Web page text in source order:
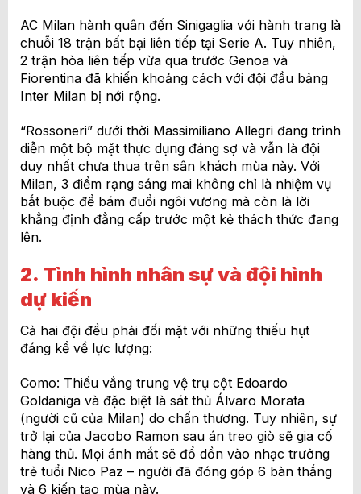
AC Milan hành quân đến Sinigaglia với hành trang là
chuỗi 18 trận bất bại liên tiếp tại Serie A. Tuy nhiên,
2 trận hòa liên tiếp vừa qua trước Genoa và
Fiorentina đã khiến khoảng cách với đội đầu bảng
Inter Milan bị nới rộng.
“Rossoneri” dưới thời Massimiliano Allegri đang trình
diễn một bộ mặt thực dụng đáng sợ và vẫn là đội
duy nhất chưa thua trên sân khách mùa này. Với
Milan, 3 điểm rạng sáng mai không chỉ là nhiệm vụ
bắt buộc để bám đuổi ngôi vương mà còn là lời
khẳng định đẳng cấp trước một kẻ thách thức đang
lên.
2. Tình hình nhân sự và đội hình
dự kiến
Cả hai đội đều phải đối mặt với những thiếu hụt
đáng kể về lực lượng:
Como: Thiếu vắng trung vệ trụ cột Edoardo
Goldaniga và đặc biệt là sát thủ Álvaro Morata
(người cũ của Milan) do chấn thương. Tuy nhiên, sự
trở lại của Jacobo Ramon sau án treo giò sẽ gia cố
hàng thủ. Mọi ánh mắt sẽ đổ dồn vào nhạc trưởng
trẻ tuổi Nico Paz – người đã đóng góp 6 bàn thắng
và 6 kiến tạo mùa này.